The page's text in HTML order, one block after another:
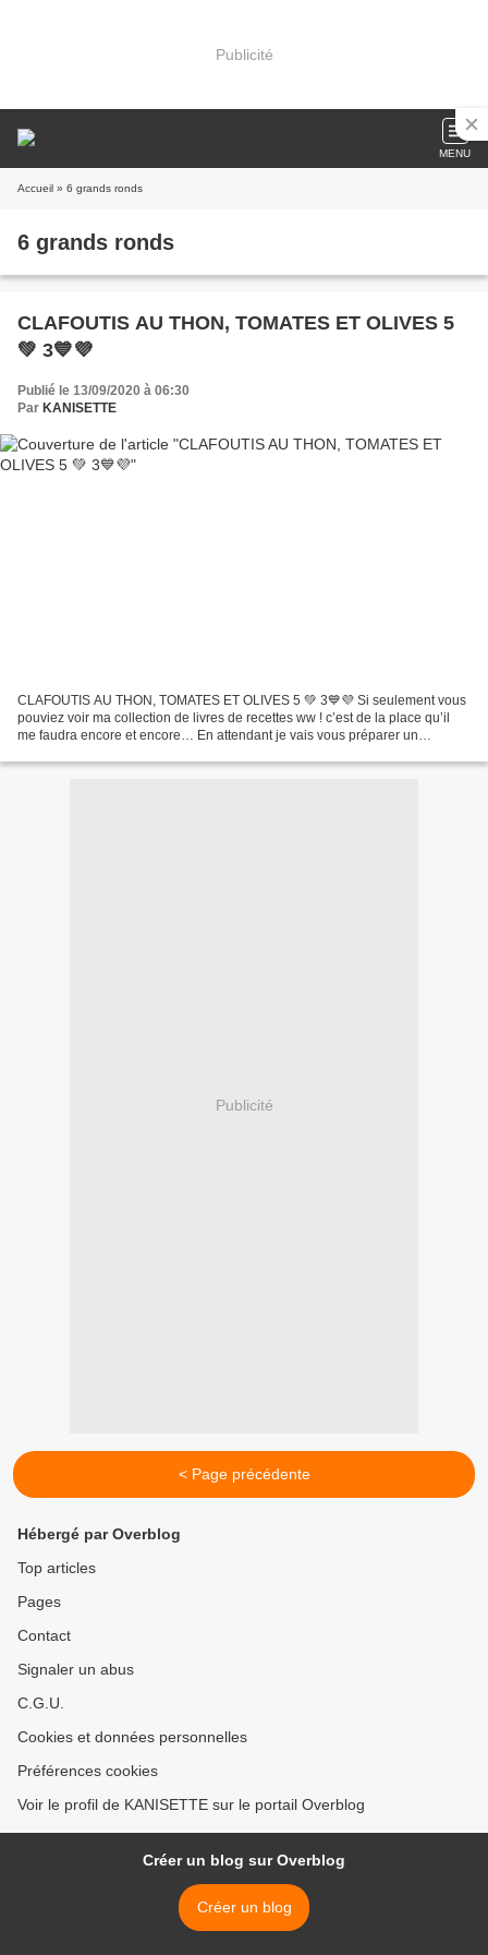
Publicité
MENU
Accueil » 6 grands ronds
6 grands ronds
CLAFOUTIS AU THON, TOMATES ET OLIVES 5
💚 3💙💜
Publié le 13/09/2020 à 06:30
Par KANISETTE
CLAFOUTIS AU THON, TOMATES ET OLIVES 5 💚 3💙💜 Si seulement vous
pouviez voir ma collection de livres de recettes ww ! c’est de la place qu’il
me faudra encore et encore… En attendant je vais vous préparer un
Publicité
< Page précédente
Hébergé par Overblog
Top articles
Pages
Contact
Signaler un abus
C.G.U.
Cookies et données personnelles
Préférences cookies
Voir le profil de KANISETTE sur le portail Overblog
Créer un blog sur Overblog
Créer un blog